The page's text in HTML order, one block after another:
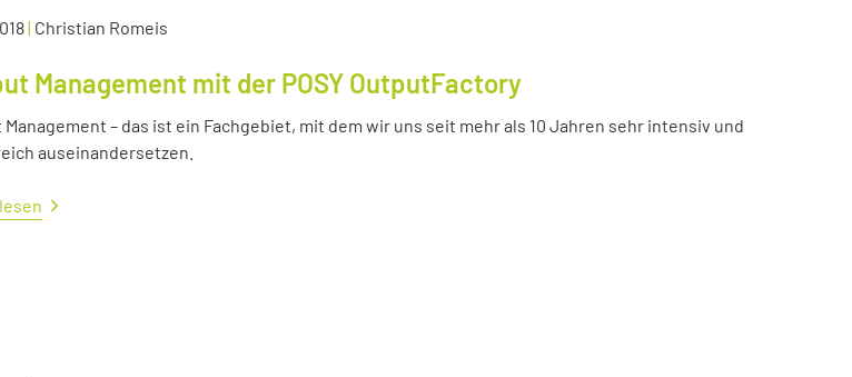
| Christian Romeis
Management mit der POSY OutputFactory
Management – das ist ein Fachgebiet, mit dem wir uns seit mehr als 10 Jahren sehr intensiv und
auseinandersetzen.